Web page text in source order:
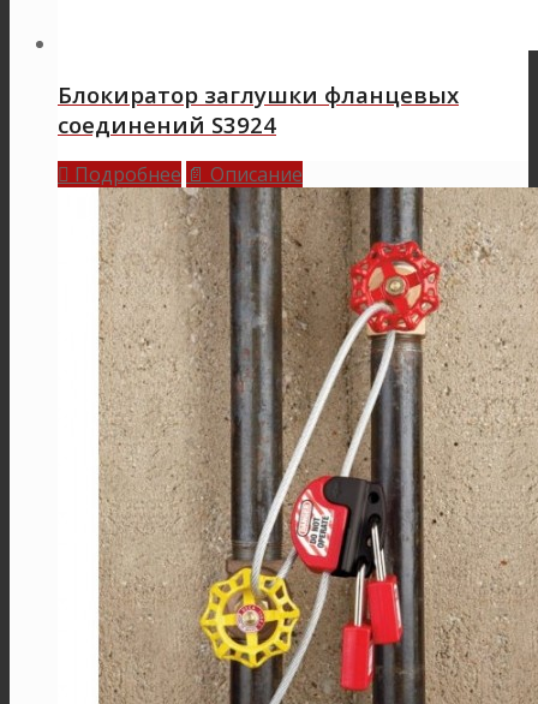
Блокиратор заглушки фланцевых
соединений S3924
 Подробнее 📄 Описание